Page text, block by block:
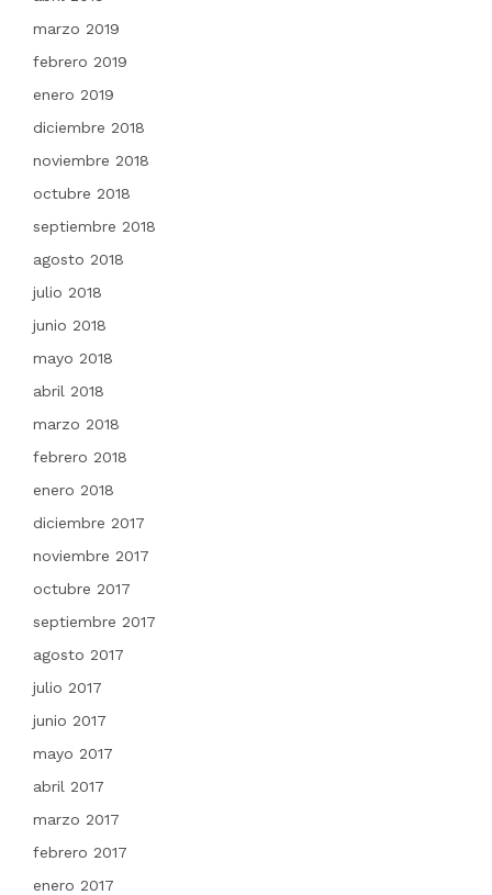
marzo 2019
febrero 2019
enero 2019
diciembre 2018
noviembre 2018
octubre 2018
septiembre 2018
agosto 2018
julio 2018
junio 2018
mayo 2018
abril 2018
marzo 2018
febrero 2018
enero 2018
diciembre 2017
noviembre 2017
octubre 2017
septiembre 2017
agosto 2017
julio 2017
junio 2017
mayo 2017
abril 2017
marzo 2017
febrero 2017
enero 2017